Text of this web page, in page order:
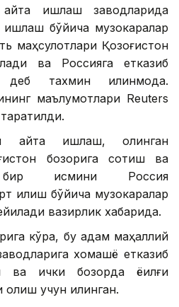
ишлаш заводларида
ишлаш бўйича музокаралар
маҳсулотлари Қозоғистон
ва Россияга етказиб
тахмин қилинмоқда.
маълумотлари Reuters
қайта ишлаш, олинган
бозорига сотиш ва
бир қисмини Россия
қилиш бўйича музокаралар
вазирлик хабарида.
кўра, бу қадам маҳаллий
хомашё етказиб
ва ички бозорда ёқилғи
олиш учун қилинган.